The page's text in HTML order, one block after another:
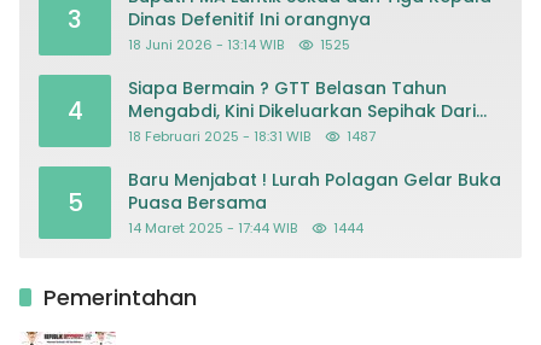
3
Dinas Defenitif Ini orangnya
18 Juni 2026 - 13:14 WIB 1525
4
Siapa Bermain ? GTT Belasan Tahun
Mengabdi, Kini Dikeluarkan Sepihak Dari
Dapodik
18 Februari 2025 - 18:31 WIB 1487
5
Baru Menjabat ! Lurah Polagan Gelar Buka
Puasa Bersama
14 Maret 2025 - 17:44 WIB 1444
Pemerintahan